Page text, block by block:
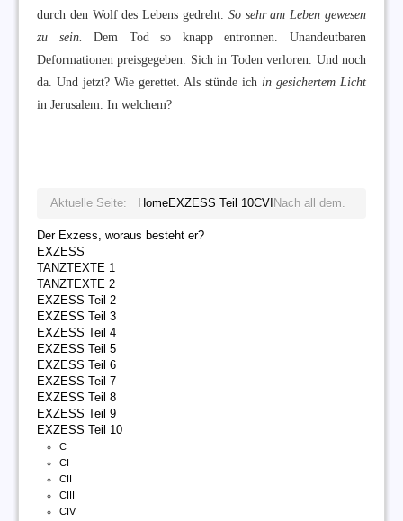
durch den Wolf des Lebens gedreht. So sehr am Leben gewesen
zu sein.
Dem Tod so knapp entronnen. Unandeutbaren
Deformationen preisgegeben. Sich in Toden verloren. Und noch
da. Und jetzt? Wie gerettet. Als stünde ich in gesichertem Licht
in Jerusalem. In welchem?
Aktuelle Seite: HomeEXZESS Teil 10CVI Nach all dem.
Der Exzess, woraus besteht er?
EXZESS
TANZTEXTE 1
TANZTEXTE 2
EXZESS Teil 2
EXZESS Teil 3
EXZESS Teil 4
EXZESS Teil 5
EXZESS Teil 6
EXZESS Teil 7
EXZESS Teil 8
EXZESS Teil 9
EXZESS Teil 10
C
CI
CII
CIII
CIV